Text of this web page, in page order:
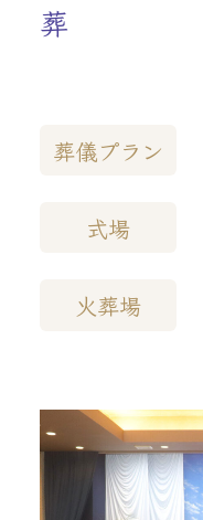
葬
葬儀プラン
式場
火葬場